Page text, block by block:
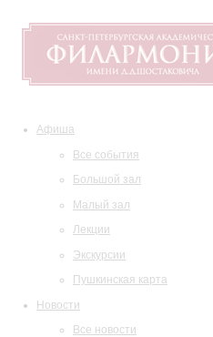
Афиша
Все события
Большой зал
Малый зал
Лекции
Экскурсии
Пушкинская карта
Новости
Все новости